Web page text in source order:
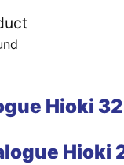
Hioki
Hioki